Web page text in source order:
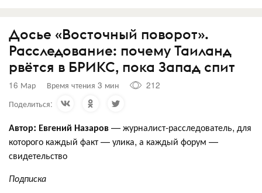
Досье «Восточный поворот».
Расследование: почему Таиланд
рвётся в БРИКС, пока Запад спит
16 Мар Время чтения 3 мин
212
Поделиться:
Автор: Евгений Назаров— журналист-расследователь, для
которого каждый факт — улика, а каждый форум —
свидетельство
Подписка